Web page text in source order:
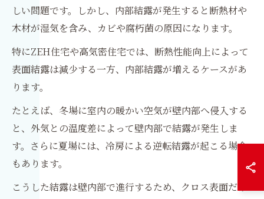
しい問題です。しかし、内部結露が発生すると断熱材や
木材が湿気を含み、カビや腐朽菌の原因になります。
特にZEH住宅や高気密住宅では、断熱性能向上によって
表面結露は減少する一方、内部結露が増えるケースがあ
ります。
たとえば、冬場に室内の暖かい空気が壁内部へ侵入する
と、外気との温度差によって壁内部で結露が発生しま
す。さらに夏場には、冷房による逆転結露が起こる場合
もあります。
こうした結露は壁内部で進行するため、クロス表面だけ